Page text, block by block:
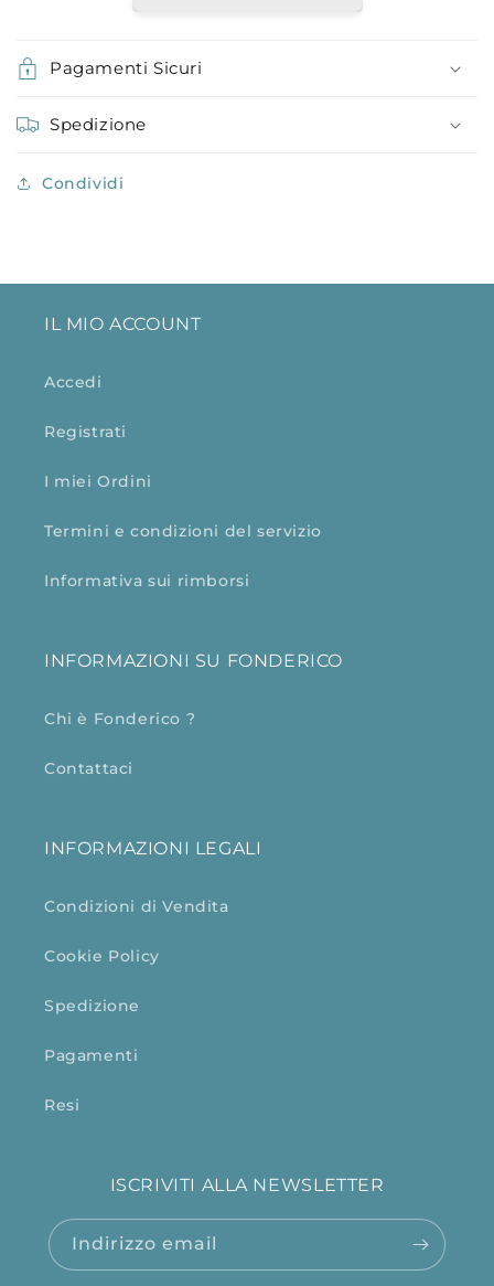
Pagamenti Sicuri
Spedizione
Condividi
IL MIO ACCOUNT
Accedi
Registrati
I miei Ordini
Termini e condizioni del servizio
Informativa sui rimborsi
INFORMAZIONI SU FONDERICO
Chi è Fonderico ?
Contattaci
INFORMAZIONI LEGALI
Condizioni di Vendita
Cookie Policy
Spedizione
Pagamenti
Resi
ISCRIVITI ALLA NEWSLETTER
Indirizzo email